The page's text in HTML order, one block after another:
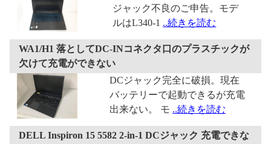
ジャック不良のご申告。モデ
ルはL340-1 ..続きを読む
WA1/H1 落としてDC-INコネクタ口のプラスチックが
欠けて充電ができない
DCジャック完全に破損。現在
バッテリーで起動できるが充電
出来ない。 モ ..続きを読む
DELL Inspiron 15 5582 2-in-1 DCジャック 充電できな